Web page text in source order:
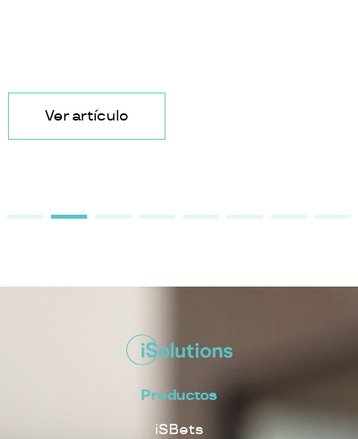
Productos
iSBets